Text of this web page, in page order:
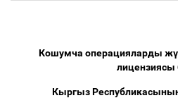
Кошумча операцияларды жү
лицензиясы
Кыргыз